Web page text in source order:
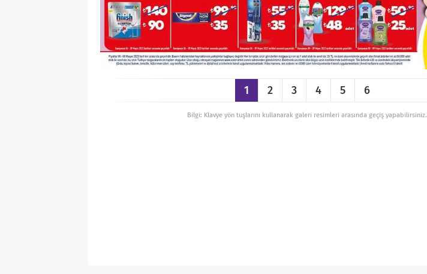
1 2 3 4 5 6
Bilgi: Klavye yön tuşlarını kullanarak galeri resimleri arasında geçiş yapabilirsiniz.